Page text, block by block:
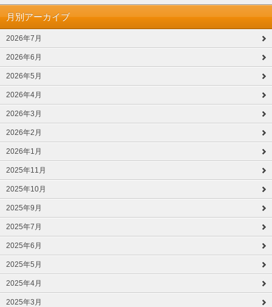
月別アーカイブ
2026年7月
2026年6月
2026年5月
2026年4月
2026年3月
2026年2月
2026年1月
2025年11月
2025年10月
2025年9月
2025年7月
2025年6月
2025年5月
2025年4月
2025年3月